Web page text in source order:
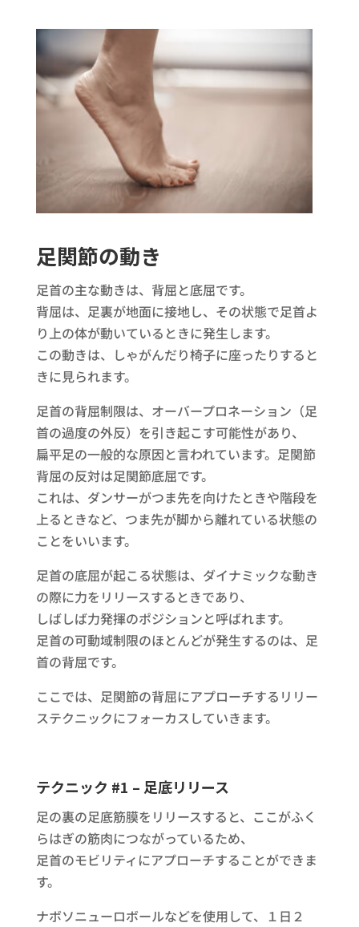
足関節の動き
足首の主な動きは、背屈と底屈です。
背屈は、足裏が地面に接地し、その状態で足首よ
り上の体が動いているときに発生します。
この動きは、しゃがんだり椅子に座ったりすると
きに見られます。
足首の背屈制限は、オーバープロネーション（足
首の過度の外反）を引き起こす可能性があり、
扁平足の一般的な原因と言われています。足関節
背屈の反対は足関節底屈です。
これは、ダンサーがつま先を向けたときや階段を
上るときなど、つま先が脚から離れている状態の
ことをいいます。
足首の底屈が起こる状態は、ダイナミックな動き
の際に力をリリースするときであり、
しばしば力発揮のポジションと呼ばれます。
足首の可動域制限のほとんどが発生するのは、足
首の背屈です。
ここでは、足関節の背屈にアプローチするリリー
ステクニックにフォーカスしていきます。
テクニック #1 – 足底リリース
足の裏の足底筋膜をリリースすると、ここがふく
らはぎの筋肉につながっているため、
足首のモビリティにアプローチすることができま
す。
ナボソニューロボールなどを使用して、１日２